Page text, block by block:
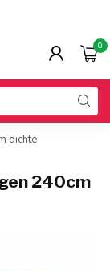
0
dichte
240cm